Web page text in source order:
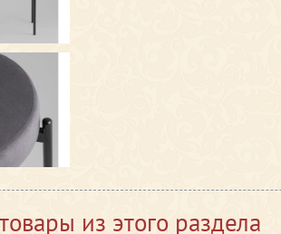
из этого раздела